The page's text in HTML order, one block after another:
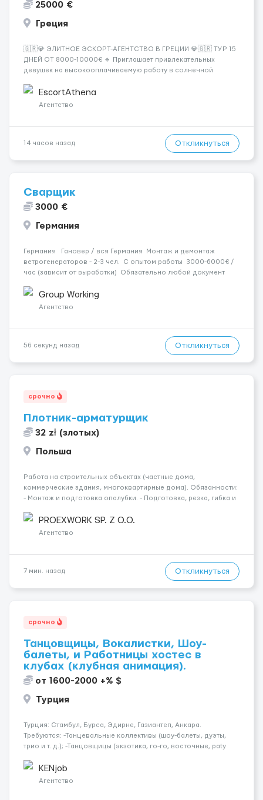
25000 €
Греция
🇬🇷💎 ЭЛИТНОЕ ЭСКОРТ-АГЕНТСТВО В ГРЕЦИИ 💎🇬🇷 ТУР 15
ДНЕЙ ОТ 8000-10000€ 🔹 Приглашает привлекательных
девушек на высокооплачиваемую работу в солнечной
хорошие деньги 💶 — это предложение для тебя! 🔹
Требования: ✔️ Возраст от ...
EscortAthena
Агентство
14 часов назад Откликнуться
Сварщик
3000 €
Германия
Германия Гановер / вся Германия Монтаж и демонтаж
ветрогенераторов - 2-3 чел. С опытом работы 3000-6000€ /
час (зависит от выработки) Обязательно любой документ
в сварке и электрике - преимущество...
Group Working
Агентство
56 секунд назад Откликнуться
срочно
Плотник-арматурщик
32 zł (злотых)
Польша
Работа на строительных объектах (частные дома,
коммерческие здания, многоквартирные дома). Обязанности:
- Монтаж и подготовка опалубки. - Подготовка, резка, гибка и
Связка арматурных стержней. - Заливка бетона. - Демонтаж
опалубки после за...
PROEXWORK SP. Z O.O.
Агентство
7 мин. назад Откликнуться
срочно
Танцовщицы, Вокалистки, Шоу-
балеты, и Работницы хостес в
клубах (клубная анимация).
от 1600-2000 +% $
Турция
Турция: Стамбул, Бурса, Эдирне, Газиантеп, Анкара.
Требуются: -Танцевальные коллективы (шоу-балеты, дуэты,
трио и т. д.); -Танцовщицы (экзотика, го-го, восточные, paty
языках); -Гимнастки; -Работницы хостесc в кл...
KENjob
Агентство